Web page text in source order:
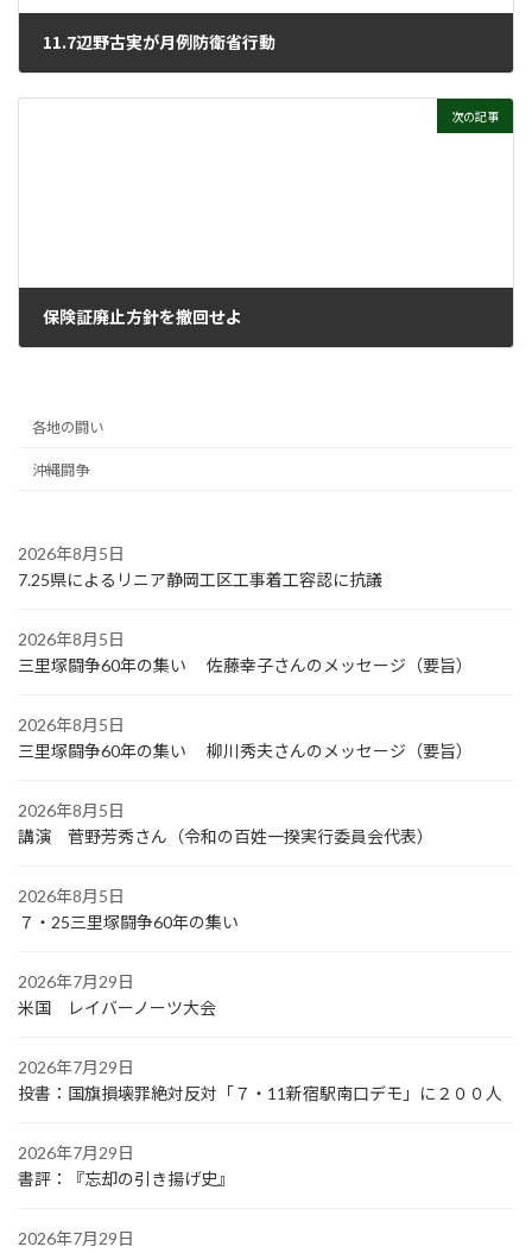
11.7辺野古実が月例防衛省行動
次の記事
保険証廃止方針を撤回せよ
各地の闘い
沖縄闘争
2026年8月5日
7.25県によるリニア静岡工区工事着工容認に抗議
2026年8月5日
三里塚闘争60年の集い 佐藤幸子さんのメッセージ（要旨）
2026年8月5日
三里塚闘争60年の集い 柳川秀夫さんのメッセージ（要旨）
2026年8月5日
講演 菅野芳秀さん（令和の百姓一揆実行委員会代表）
2026年8月5日
７・25三里塚闘争60年の集い
2026年7月29日
米国 レイバーノーツ大会
2026年7月29日
投書：国旗損壊罪絶対反対「７・11新宿駅南口デモ」に２００人
2026年7月29日
書評：『忘却の引き揚げ史』
2026年7月29日